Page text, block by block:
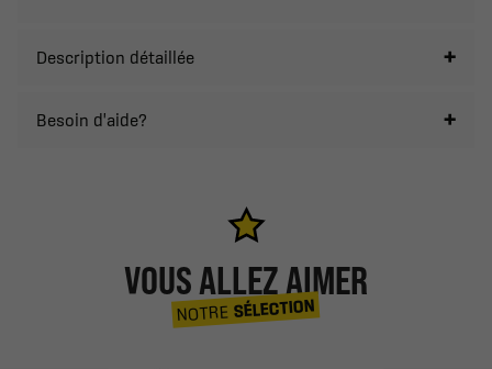
Description détaillée
Besoin d'aide?
VOUS ALLEZ AIMER
NOTRESÉLECTION